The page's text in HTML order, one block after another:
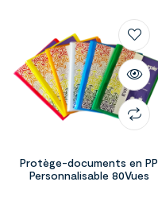
Protège-documents en PP
Personnalisable 80Vues